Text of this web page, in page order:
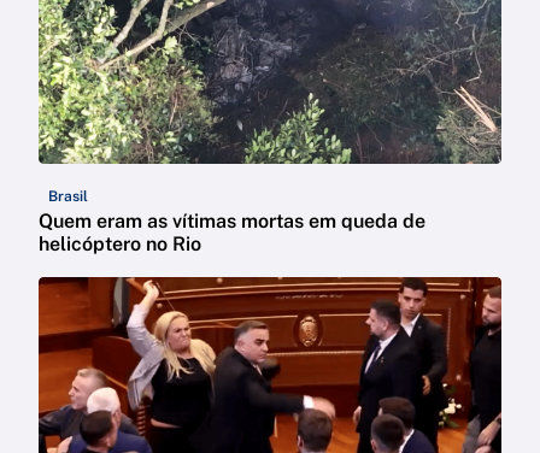
Brasil
Quem eram as vítimas mortas em queda de
helicóptero no Rio